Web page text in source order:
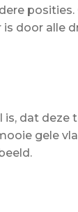
door alle
dat deze
gele